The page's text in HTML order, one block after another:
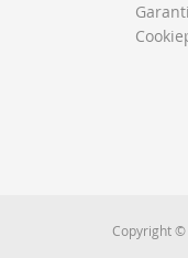
Copyright ©